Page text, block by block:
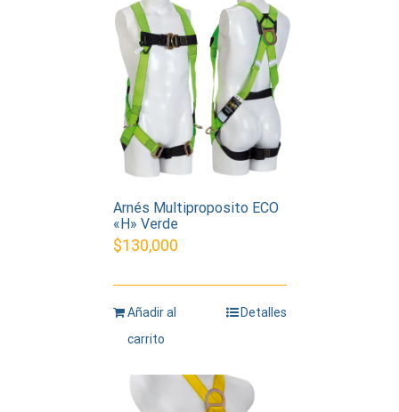
Arnés Multiproposito ECO
«H» Verde
$130,000
Añadir al
carrito
Detalles